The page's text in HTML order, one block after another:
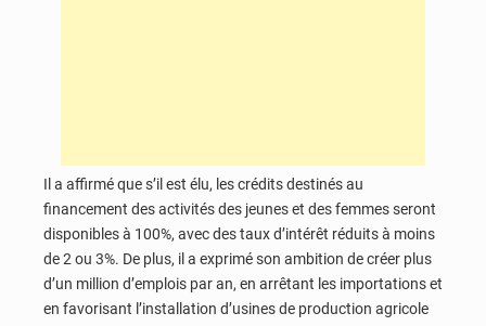
Il a affirmé que s’il est élu, les crédits destinés au
financement des activités des jeunes et des femmes seront
disponibles à 100%, avec des taux d’intérêt réduits à moins
de 2 ou 3%. De plus, il a exprimé son ambition de créer plus
d’un million d’emplois par an, en arrêtant les importations et
en favorisant l’installation d’usines de production agricole